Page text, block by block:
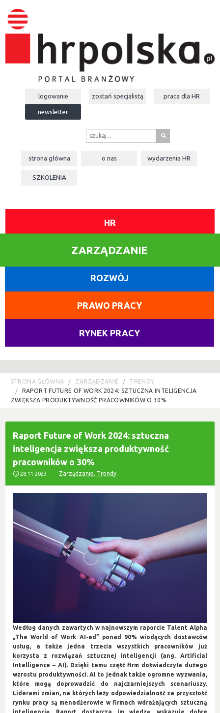
logowanie zostań specjalistą praca dla HR
newsletter
s
strona główna o nas wydarzeniaHR
SZKOLENIA
HR
ZARZĄDZANIE
ROZWÓJ
PRAWO PRACY
RYNEK PRACY
STRONA GŁÓWNA ZARZĄDZANIE
TRENDY
RAPORT FUTURE OF WORK 2024: SZTUCZNA INTELIGENCJA
ZWIĘKSZA PRODUKTYWNOŚĆ PRACOWNIKÓW O 30%
Raport Future of Work 2024: sztuczna
inteligencja zwiększa produktywność
pracowników o 30%
28.11.2023 Zarządzanie, Trendy
Według danych zawartych w najnowszym raporcie Talent Alpha
„The World of Work AI-ed” ponad 90% wiodących dostawców
usług, a także jedna trzecia wszystkich pracowników już
korzysta z rozwiązań sztucznej inteligencji (ang. Artificial
Intelligence – AI). Dzięki temu część firm doświadczyła dużego
wzrostu produktywności. AI to jednak także ogromne wyzwania,
które mogą doprowadzić do najczarniejszych scenariuszy.
Liderami zmian, na których leży odpowiedzialność za przyszłość
rynku pracy są menadżerowie w firmach wdrażających sztuczną
inteligencję. Raport dostarcza im wiedzę, wskazuje dobre